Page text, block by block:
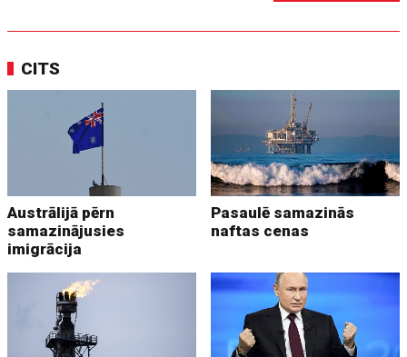
CITS
Austrālijā pērn
samazinājusies
imigrācija
Pasaulē samazinās
naftas cenas